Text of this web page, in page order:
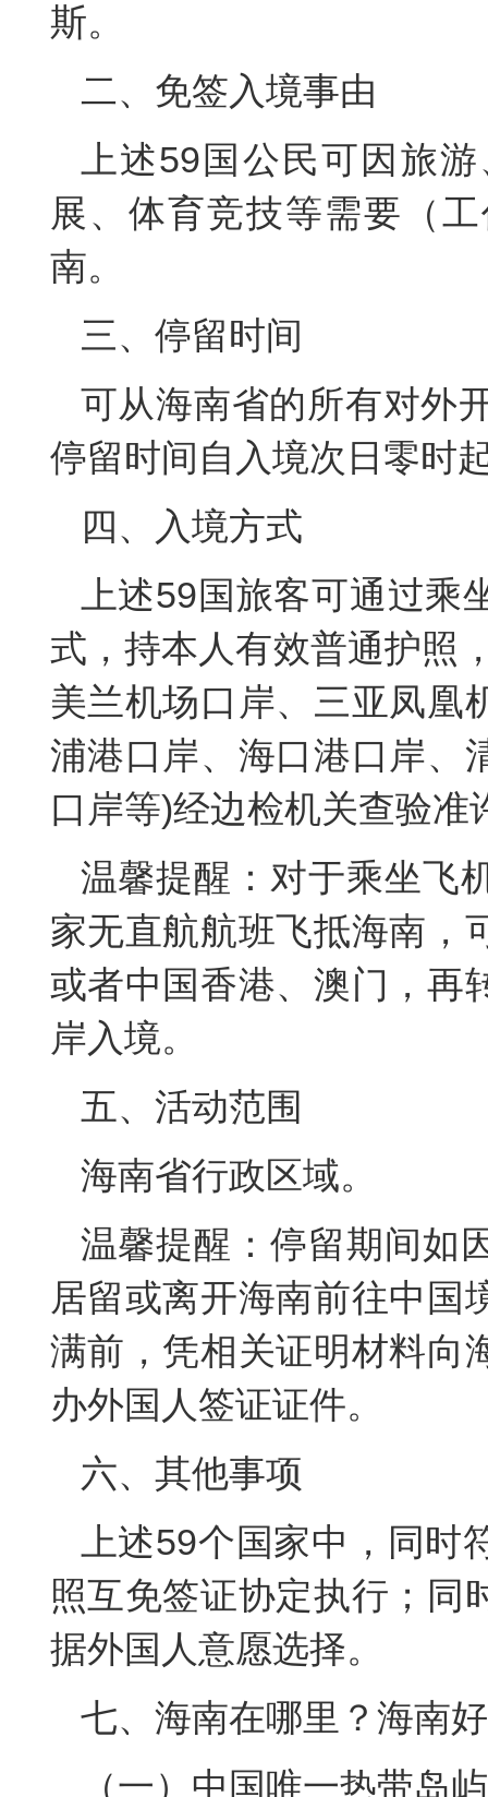
斯。
二、免签入境事由
上述59国公民可因旅
展、体育竞技等需要（
南。
三、停留时间
可从海南省的所有对外
停留时间自入境次日零时
四、入境方式
上述59国旅客可通过
式，持本人有效普通护照
美兰机场口岸、三亚凤凰
浦港口岸、海口港口岸、
口岸等)经边检机关查验
温馨提醒：对于乘坐飞
家无直航航班飞抵海南，
或者中国香港、澳门，再
岸入境。
五、活动范围
海南省行政区域。
温馨提醒：停留期间如
居留或离开海南前往中国
满前，凭相关证明材料向
办外国人签证证件。
六、其他事项
上述59个国家中，同
照互免签证协定执行；同
据外国人意愿选择。
七、海南在哪里？海南
（一）中国唯一热带岛